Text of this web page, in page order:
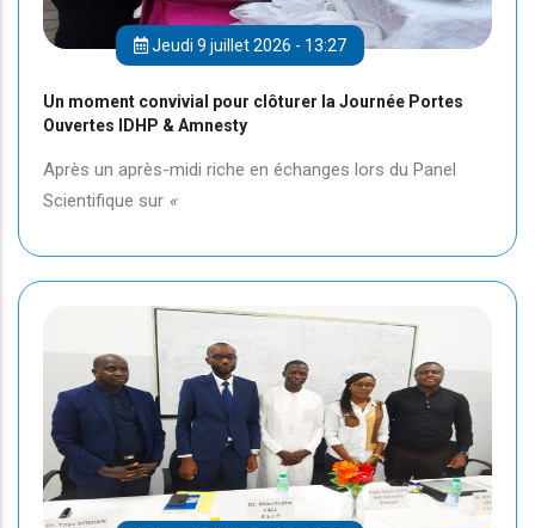
Jeudi 9 juillet 2026 - 13:27
Un moment convivial pour clôturer la Journée Portes
Ouvertes IDHP & Amnesty
Après un après-midi riche en échanges lors du Panel
Scientifique sur «